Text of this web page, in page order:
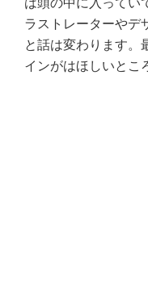
ラストレーターやデ
と話は変わります。
インがはほしいとこ